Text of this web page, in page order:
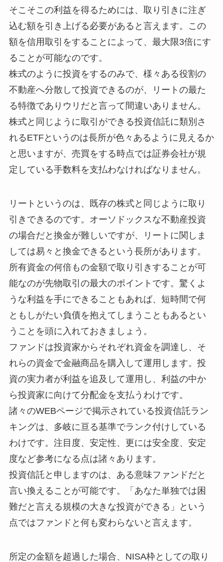
そこそこの利益を得るためには、取り引きに注ぎ
込む額を引き上げる必要があると言えます。この
額を信用取引をすることによって、最大限3倍にす
ることが可能なのです。
株式のように投資をするのみで、様々ある役割の
不動産へ分散して投資できるのが、リートの最た
る特徴でありウリだと言って間違いありません。
株式と同じように取引ができる投資信託に類別さ
れるETFというのは長所が色々あるように見えるか
と思いますが、売買をする時点では証券会社が規
定している手数料を支払わなければなりません。
リートというのは、既存の株式と同じように取り
引きできるのです。オーソドックスな不動産投資
の場合だと換金が難しいですが、リートに関しま
しては易々と換金できるという長所があります。
所有資金の何倍もの金額で取り引きすることが可
能なのが先物取引の最大のポイントです。驚くよ
うな利益を手にできることもあれば、短時間で何
ともしがたい負債を抱えてしまうこともあるとい
うことを頭に入れておきましょう。
ファンドは投資家からそれぞれ資金を調達し、そ
れらの資金で金融商品を購入して運用します。投
資の実力者が利益を追及して運用し、利益の中か
ら投資家に向けて分配金を支払うわけです。
諸々のWEBページで掲示されている投資信託ラン
キングは、多岐に亘る基準でランク付けしている
わけです。注目度、安定性、更には安全度、安定
度など参考になる点は諸々あります。
投資信託と申しますのは、ある意味ファンドだと
言い換えることが可能です。「あなた単独では困
難だと言える規模の大きな投資ができる」という
点ではファンドと何も変わらないと言えます。
所定の金額を超過した場合、NISA枠としての取り